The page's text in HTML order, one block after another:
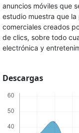
anuncios móviles que
estudio muestra que
comerciales creados
de clics, sobre todo
electrónica y
Descargas